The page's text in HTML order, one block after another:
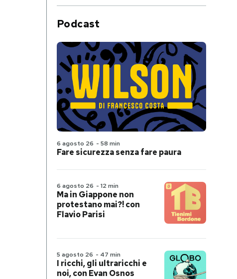
Podcast
6 agosto 26 - 58 min
Fare sicurezza senza fare paura
6 agosto 26 - 12 min
Ma in Giappone non
protestano mai?! con
Flavio Parisi
5 agosto 26 - 47 min
I ricchi, gli ultraricchi e
noi, con Evan Osnos